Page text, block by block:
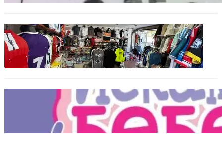
БЪЛГАРИЯ
Иззеха фалшиви стоки за близо 650 000
евро при акция във Варна и „Златни
пясъци“
Инвитро подкрепата под въпрос? „Искам
бебе“ се обяви срещу прехвърлянето на
Центъра към НЗОК